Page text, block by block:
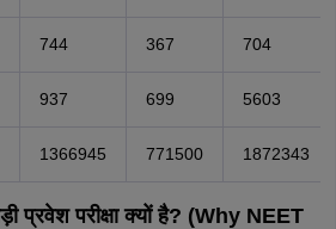
744 367 704
937 699 5603
1366945 771500 1872343
प्रवेश परीक्षा क्यों है? (Why NEET